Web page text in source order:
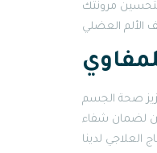
مرونتك
صحة الجسم
لضمان شفاء
العلاجي لدينا